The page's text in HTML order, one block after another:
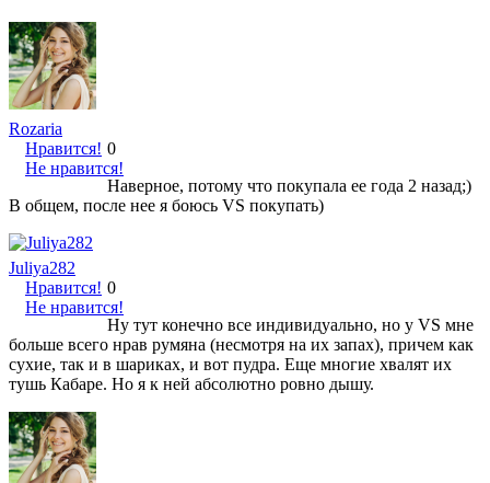
Rozaria
Нравится!
Не нравится!
0
Наверное, потому что покупала ее года 2 назад;)
В общем, после нее я боюсь VS покупать)
Juliya282
Нравится!
Не нравится!
0
Ну тут конечно все индивидуально, но у VS мне
больше всего нрав румяна (несмотря на их запах), причем как
сухие, так и в шариках, и вот пудра. Еще многие хвалят их
тушь Кабаре. Но я к ней абсолютно ровно дышу.